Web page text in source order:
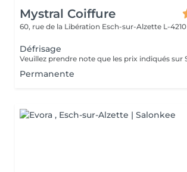
Mystral Coiffure
60, rue de la Libération Esch-sur-Alzette L-4210
Défrisage
Permanente